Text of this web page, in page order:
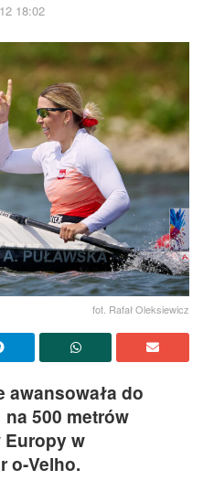
18:02
fot. Rafał Oleksiewicz
awansowała do
500 metrów
w
o-Velho.